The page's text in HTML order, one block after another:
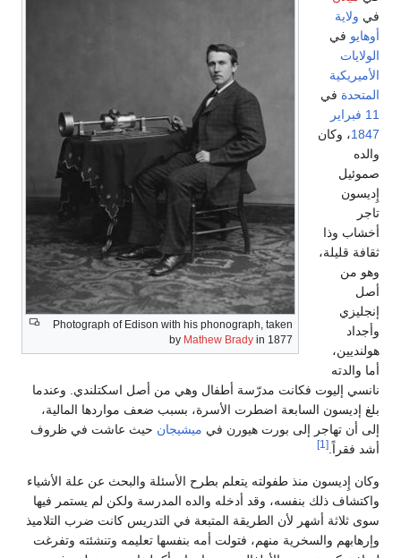
Photograph of Edison with his phonograph, taken
by Mathew Brady in 1877
في ولاية
أوهايو في
الولايات
الأميريكية
المتحدة في
11 فبراير
1847، وكان
والده
صموئيل
إِديسون
تاجر
أخشاب وذا
ثقافة قليلة،
وهو من
أصل
إنجليزي
وأجداد
هولنديين،
أما والدته
نانسي إليوت فكانت مدرّسة أطفال وهي من أصل اسكتلندي. وعندما
بلغ إديسون السابعة اضطرت الأسرة، بسبب ضعف مواردها المالية،
إلى أن تهاجر إلى بورت هيورن في ميشيجان حيث عاشت في ظروف
أشد فقراً. [1]
وكان إِديسون منذ طفولته يتعلم بطرح الأسئلة والبحث عن علة الأشياء
واكتشاف ذلك بنفسه، وقد أدخله والده المدرسة ولكن لم يستمر فيها
سوى ثلاثة أشهر لأن الطريقة المتبعة في التدريس كانت ضرب التلاميذ
وإرهابهم والسخرية منهم، فتولت أمه بنفسها تعليمه وتنشئته وتفرغت